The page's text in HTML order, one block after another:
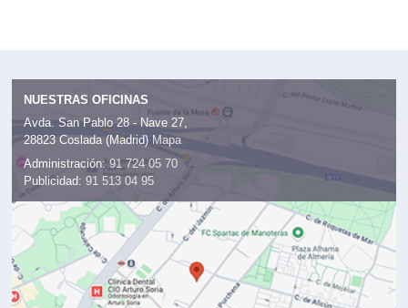
NUESTRAS OFICINAS
Avda. San Pablo 28 - Nave 27,
28823 Coslada (Madrid) Mapa
Administración: 91 724 05 70
Publicidad: 91 513 04 95